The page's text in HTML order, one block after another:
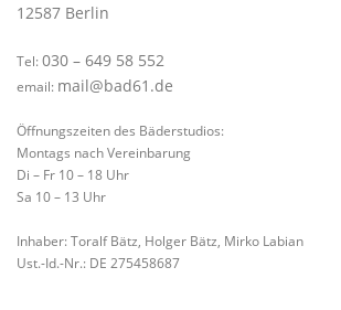
12587 Berlin
Tel:030 – 649 58 552
email: mail@bad61.de
Öffnungszeiten des Bäderstudios:
Montags nach Vereinbarung
Di – Fr 10 – 18 Uhr
Sa 10 – 13 Uhr
Inhaber: Toralf Bätz, Holger Bätz, Mirko Labian
Ust.-Id.-Nr.: DE 275458687